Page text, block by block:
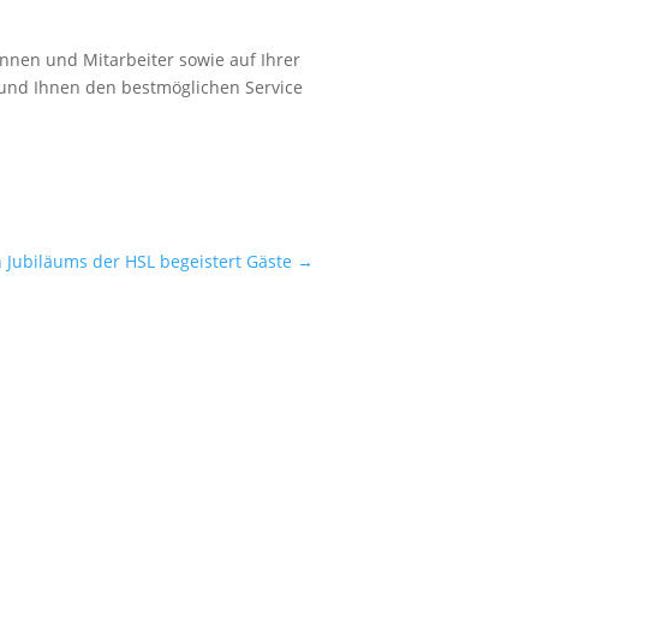
und Mitarbeiter sowie auf Ihrer
Ihnen den bestmöglichen Service
der HSL begeistert Gäste →